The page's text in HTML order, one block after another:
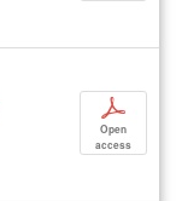
p
Open
access